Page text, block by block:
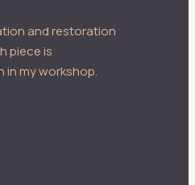
and restoration
piece is
my workshop.